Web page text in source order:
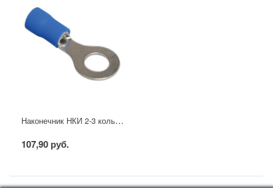
Наконечник НКИ 2-3 кольцо 1,5-2,5мм (20шт/упак) IEK
107,90 руб.